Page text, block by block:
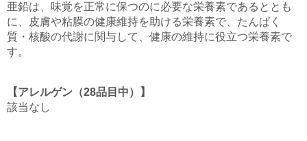
亜鉛は、味覚を正常に保つのに必要な栄養素であるととも
に、皮膚や粘膜の健康維持を助ける栄養素で、たんぱく
質・核酸の代謝に関与して、健康の維持に役立つ栄養素で
す。
【アレルゲン（28品目中）】
該当なし